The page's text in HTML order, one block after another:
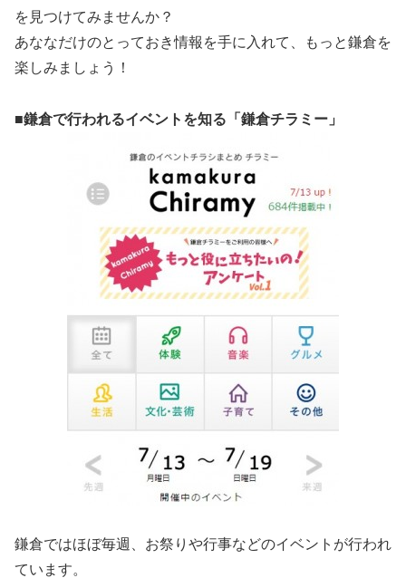
を見つけてみませんか？
あななだけのとっておき情報を手に入れて、もっと鎌倉を
楽しみましょう！
■鎌倉で行われるイベントを知る「鎌倉チラミー」
鎌倉ではほぼ毎週、お祭りや行事などのイベントが行われ
ています。